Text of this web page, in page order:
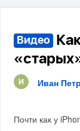
Видео
Иван
Почти как у